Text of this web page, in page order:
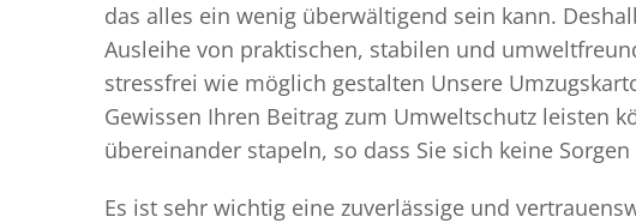
das alles ein wenig überwältigend sein kann.
Ausleihe von praktischen, stabilen und
stressfrei wie möglich gestalten Unsere
Gewissen Ihren Beitrag zum Umweltschutz leisten
übereinander stapeln, so dass Sie sich keine
Es ist sehr wichtig eine zuverlässige und